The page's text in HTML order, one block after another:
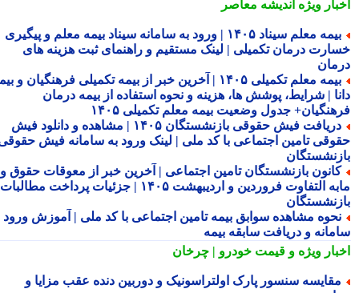
ویژهاندیشه معاصر
بیمه معلم سیناد ۱۴۰۵ | ورود به سامانه سیناد بیمه معلم و پیگیری
درمان تکمیلی | لینک مستقیم و راهنمای ثبت هزینه های
بیمه معلم تکمیلی ۱۴۰۵ | آخرین خبر از بیمه تکمیلی فرهنگیان و بیمه
| شرایط، پوشش ها، هزینه و نحوه استفاده از بیمه درمان
جدول وضعیت بیمه معلم تکمیلی ۱۴۰۵
دریافت فیش حقوقی بازنشستگان ۱۴۰۵ | مشاهده و دانلود فیش
تامین اجتماعی با کد ملی | لینک ورود به سامانه فیش حقوقی
بازنشستگان تامین اجتماعی | آخرین خبر از معوقات حقوق و
مابه التفاوت فروردین و اردیبهشت ۱۴۰۵ | جزئیات پرداخت مطالبات
مشاهده سوابق بیمه تامین اجتماعی با کد ملی | آموزش ورود به
و دریافت سابقه بیمه
ویژهو قیمت خودرو | چرخان
سنسور پارک اولتراسونیک و دوربین دنده عقب مزایا و